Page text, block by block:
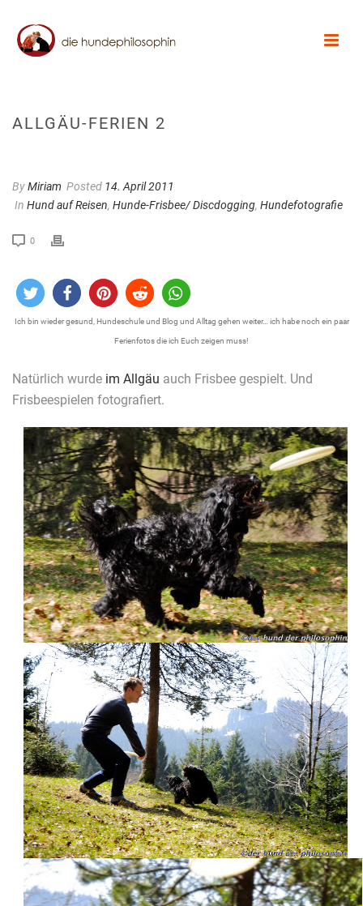
ALLGÄU-FERIEN 2
ByMiriam Posted 14. April 2011
In Hund auf Reisen, Hunde-Frisbee/ Discdogging, Hundefotografie
0
Ich bin wieder gesund, Hundeschule und Blog und Alltag gehen weiter… ich habe noch ein paar
Ferienfotos die ich Euch zeigen muss!
Natürlich wurde im Allgäu auch Frisbee gespielt. Und
Frisbeespielen fotografiert.